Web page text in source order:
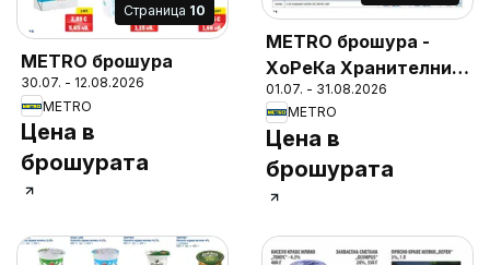
Cтраница 10
METRO брошура
30.07. - 12.08.2026
METRO
Цена в
брошурата
METRO брошура -
ХоРеКа Хранителни
стоки
01.07. - 31.08.2026
METRO
Цена в
брошурата